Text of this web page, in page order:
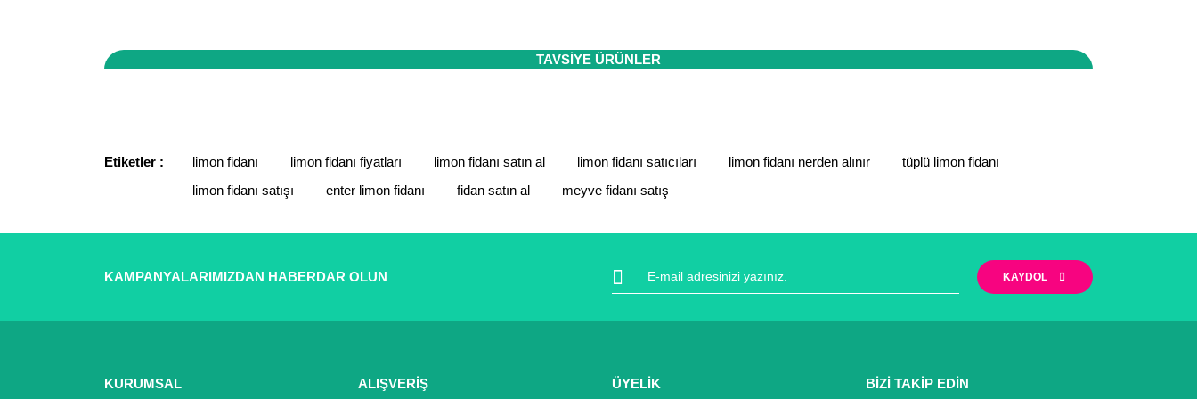
Bu ürünün fiyat bilgisi, resim, ürün açıklamalarında ve diğer konularda yetersiz gördüğünüz noktaları öneri formunu kullanarak tarafımıza iletebilirsiniz.
Ürün fiyatı diğer sitelerden daha pahalı.
TAVSİYE ÜRÜNLER
Etiketler : limon fidanı limon fidanı fiyatları limon fidanı satın al limon fidanı satıcıları limon fidanı nerden alınır
tüplü limon fidanı
limon fidanı satışı
enter limon fidanı fidan satın al meyve fidanı satış
KAMPANYALARIMIZDAN HABERDAR OLUN KAYDOL
KURUMSAL ALIŞVERİŞ ÜYELİK BİZİ TAKİP EDİN